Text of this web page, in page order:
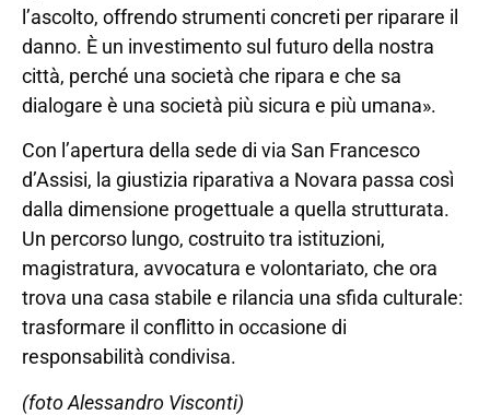
l’ascolto, offrendo strumenti concreti per riparare il
danno. È un investimento sul futuro della nostra
città, perché una società che ripara e che sa
dialogare è una società più sicura e più umana».
Con l’apertura della sede di via San Francesco
d’Assisi, la giustizia riparativa a Novara passa così
dalla dimensione progettuale a quella strutturata.
Un percorso lungo, costruito tra istituzioni,
magistratura, avvocatura e volontariato, che ora
trova una casa stabile e rilancia una sfida culturale:
trasformare il conflitto in occasione di
responsabilità condivisa.
(foto Alessandro Visconti)